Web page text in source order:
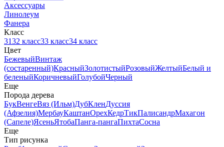
Аксессуары
Линолеум
Фанера
Класс
3132 класс33 класс34 класс
Цвет
БежевыйВинтаж
(состаренный)КрасныйЗолотистыйРозовыйЖелтыйБелый и
беленыйКоричневыйГолубойЧерный
Еще
Порода дерева
БукВенгеВяз (Ильм)ДубКленДуссия
(Афзелия)МербауКаштанОрехКедрТикПалисандрМахагон
(Сапеле)ЯсеньЯтобаПанга-пангаПихтаСосна
Еще
Тип рисунка